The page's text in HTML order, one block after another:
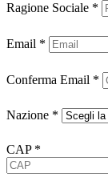
Ragione Sociale *
Email *
Conferma Email *
Nazione *
CAP *